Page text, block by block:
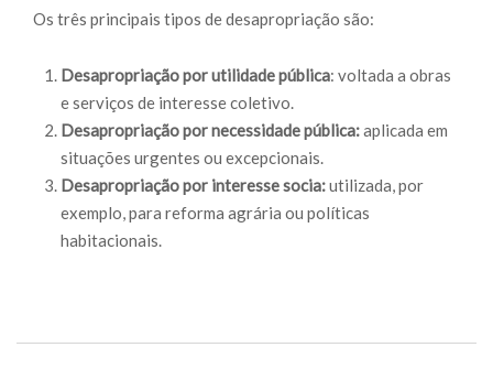
Os três principais tipos de desapropriação são:
Desapropriação por utilidade pública: voltada a obras
e serviços de interesse coletivo.
Desapropriação por necessidade pública:aplicada em
situações urgentes ou excepcionais.
Desapropriação por interesse socia:utilizada, por
exemplo, para reforma agrária ou políticas
habitacionais.